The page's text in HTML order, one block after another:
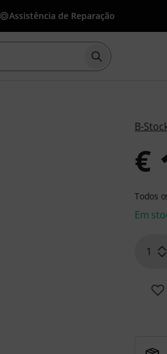
Assistência de Reparação
Iniciar
B-
€
Todos
Em
1